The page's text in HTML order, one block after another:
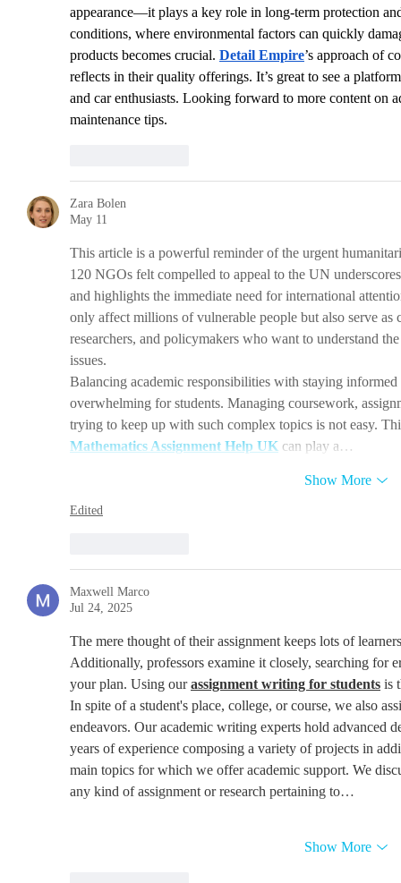
appearance—it plays a key role in long-term protection
conditions, where environmental factors can quickly
products becomes crucial. Detail Empire’s approach of
reflects in their quality offerings. It’s great to see a
and car enthusiasts. Looking forward to more content on
maintenance tips.
Zara Bolen
May 11
This article is a powerful reminder of the urgent
120 NGOs felt compelled to appeal to the UN
and highlights the immediate need for international
only affect millions of vulnerable people but also serve as
researchers, and policymakers who want to understand
issues.
Balancing academic responsibilities with staying
overwhelming for students. Managing coursework,
trying to keep up with such complex topics is not easy.
Mathematics Assignment Help UK can play a…
Show More
Edited
Maxwell Marco
Jul 24, 2025
The mere thought of their assignment keeps lots of
Additionally, professors examine it closely, searching for
your plan. Using our assignment writing for students is
In spite of a student's place, college, or course, we also
endeavors. Our academic writing experts hold advanced
years of experience composing a variety of projects in
main topics for which we offer academic support. We
any kind of assignment or research pertaining to…
Show More